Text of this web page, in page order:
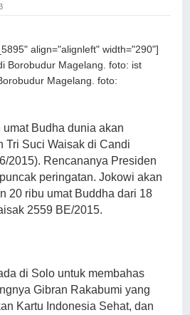
align="alignleft" width="290"]
Magelang. foto:
Budha dunia akan
Tri Suci Waisak di Candi
2015). Rencananya Presiden
peringatan. Jokowi akan
20 ribu umat Buddha dari 18
2559 BE/2015.
di Solo untuk membahas
Gibran Rakabumi yang
Kartu Indonesia Sehat, dan